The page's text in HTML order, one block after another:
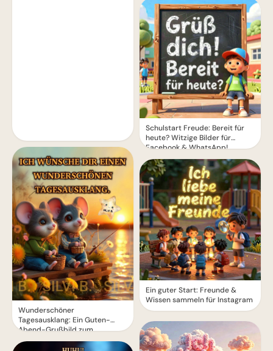
Wunderschöner
Tagesausklang: Ein Guten-
Abend-Grußbild zum
Entspannen
Schulstart Freude: Bereit für
heute? Witzige Bilder für
Facebook & WhatsApp!
Ein guter Start: Freunde &
Wissen sammeln für Instagram